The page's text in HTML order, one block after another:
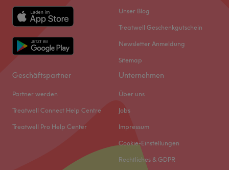
Unser Blog
Treatwell Geschenkgutschein
Newsletter Anmeldung
Sitemap
Geschäftspartner
Partner werden
Treatwell Connect Help Centre
Treatwell Pro Help Center
Unternehmen
Über uns
Jobs
Impressum
Cookie-Einstellungen
Rechtliches & GDPR